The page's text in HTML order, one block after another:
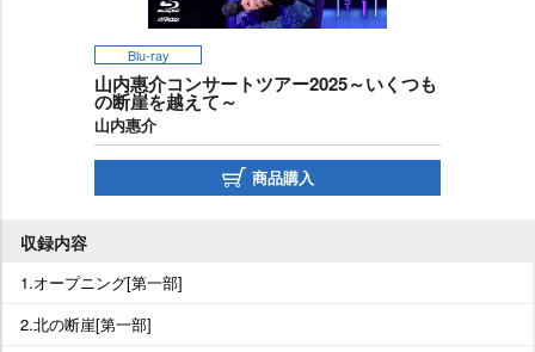
Blu-ray
山内惠介コンサートツアー2025～いくつも
の断崖を越えて～
山内惠介
商品購入
収録内容
1.オープニング[第一部]
2.北の断崖[第一部]